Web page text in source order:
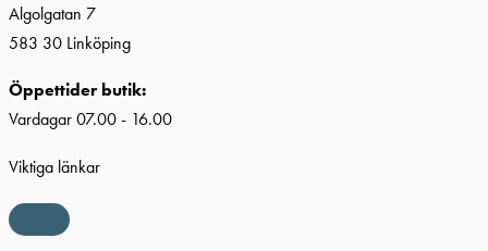
Algolgatan 7
583 30 Linköping
Öppettider butik:
Vardagar 07.00 - 16.00
Viktiga länkar